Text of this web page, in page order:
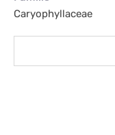
Caryophyllaceae